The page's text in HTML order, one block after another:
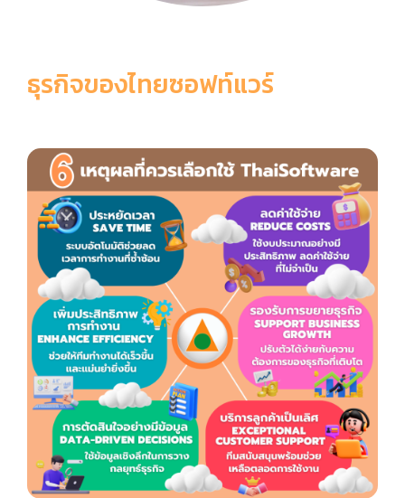
ธุรกิจของไทยซอฟท์แวร์